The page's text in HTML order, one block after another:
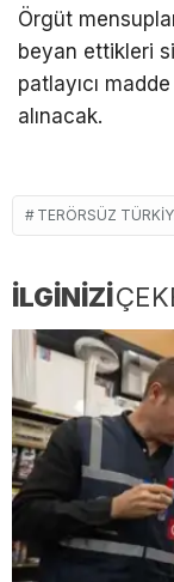
Örgüt
beyan ettikleri
patlayıcı
alınacak.
TERÖRSÜZ
İLGİNİZİ